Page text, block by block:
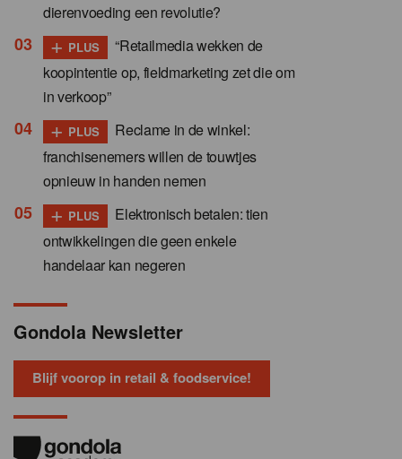
dierenvoeding een revolutie?
+ PLUS
“Retailmedia wekken de
koopintentie op, fieldmarketing zet die om
in verkoop”
+ PLUS
Reclame in de winkel:
franchisenemers willen de touwtjes
opnieuw in handen nemen
+ PLUS
Elektronisch betalen: tien
ontwikkelingen die geen enkele
handelaar kan negeren
Gondola Newsletter
Blijf voorop in retail & foodservice!